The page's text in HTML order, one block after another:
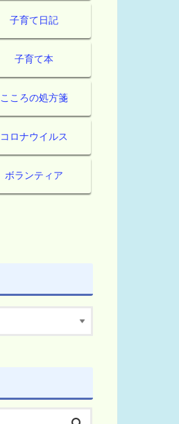
子育て日記
子育て本
こころの処方箋
コロナウイルス
ボランティア